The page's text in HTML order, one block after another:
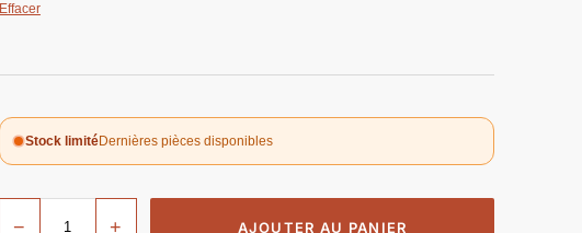
Effacer
Stock limitéDernières pièces disponibles
− + AJOUTER AU PANIER